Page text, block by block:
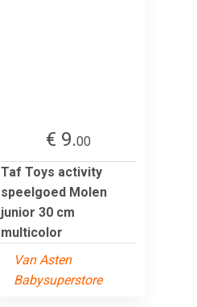
€ 9.00
Taf Toys activity
speelgoed Molen
junior 30 cm
multicolor
Van Asten
Babysuperstore